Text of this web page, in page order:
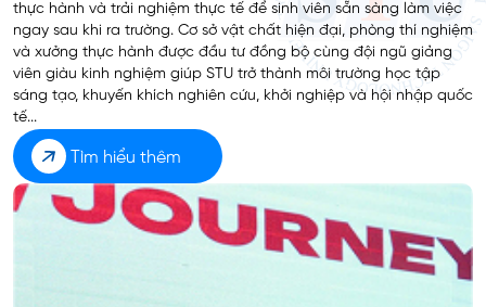
thực hành và trải nghiệm thực tế để sinh viên sẵn sàng làm việc
ngay sau khi ra trường. Cơ sở vật chất hiện đại, phòng thí nghiệm
và xưởng thực hành được đầu tư đồng bộ cùng đội ngũ giảng
viên giàu kinh nghiệm giúp STU trở thành môi trường học tập
sáng tạo, khuyến khích nghiên cứu, khởi nghiệp và hội nhập quốc
tế...
Tìm hiểu thêm